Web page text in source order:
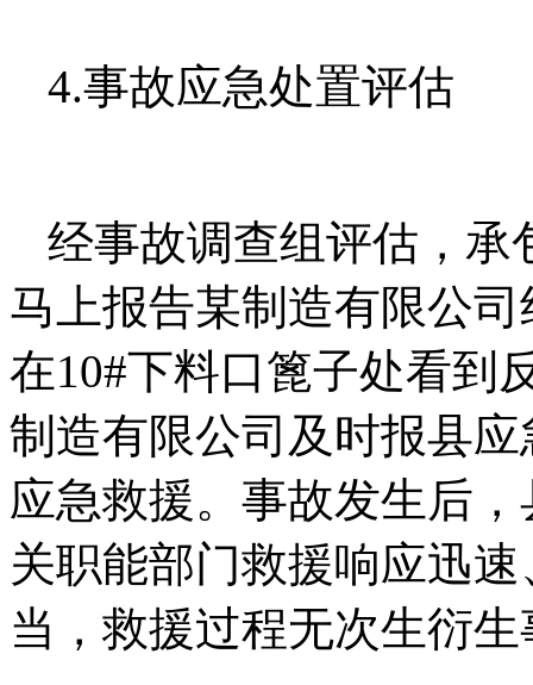
4.事故应急处置评估
经事故调查组评估，承
马上报告某制造有限公
在10#下料口篦子处看到
制造有限公司及时报县
应急救援。事故发生后
关职能部门救援响应迅
当，救援过程无次生衍